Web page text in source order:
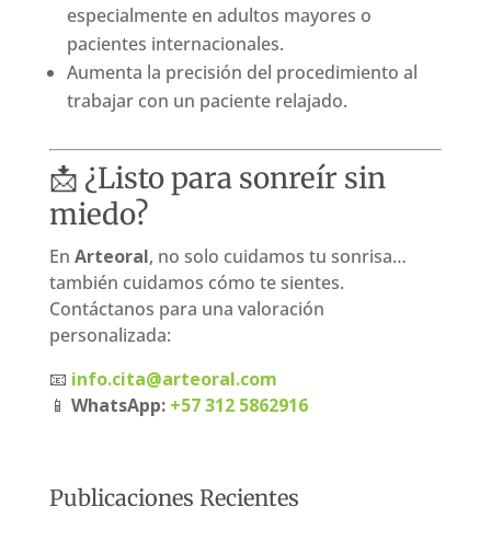
especialmente en adultos mayores o
pacientes internacionales.
Aumenta la precisión del procedimiento al
trabajar con un paciente relajado.
📩 ¿Listo para sonreír sin
miedo?
En Arteoral, no solo cuidamos tu sonrisa…
también cuidamos cómo te sientes.
Contáctanos para una valoración
personalizada:
📧 info.cita@arteoral.com
📱 WhatsApp: +57 312 5862916
Publicaciones Recientes